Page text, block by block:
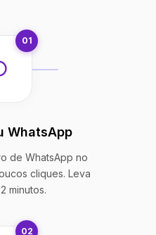
01
WhatsApp
de WhatsApp no
cliques. Leva
minutos.
02